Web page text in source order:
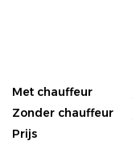
Met chauffeur
Zonder chauffeur
Prijs